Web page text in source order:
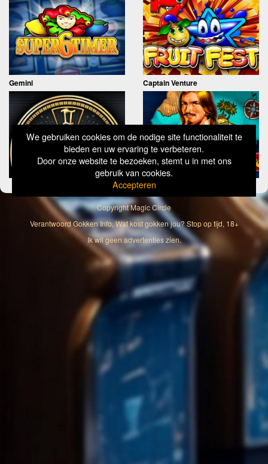
We gebruiken cookies om de nodige site functionaliteit te
bieden en uw ervaring te verbeteren.
Door onze website te bezoeken, stemt u in met ons
gebruik van cookies.
Accepteren
Gemini Captain Venture
CopyrightMagic Circle
Verantwoord Gokken Info, Wat kost gokken jou? Stop op tijd, 18+
Ik wil geen advertenties zien.